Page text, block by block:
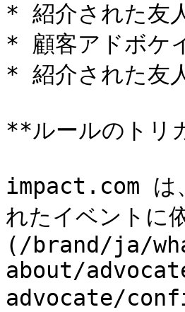
* 紹介された友
* 顧客アドボケ
* 紹介された友
**ルールのトリ
impact.com は
れたイベントに
(/brand/ja/
about/
advocate/